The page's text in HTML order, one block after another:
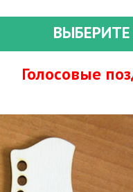
Голосовые